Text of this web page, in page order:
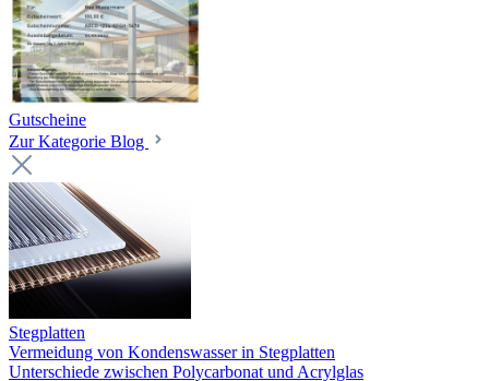
Gutscheine
Zur Kategorie Blog
Stegplatten
Vermeidung von Kondenswasser in Stegplatten
Unterschiede zwischen Polycarbonat und Acrylglas